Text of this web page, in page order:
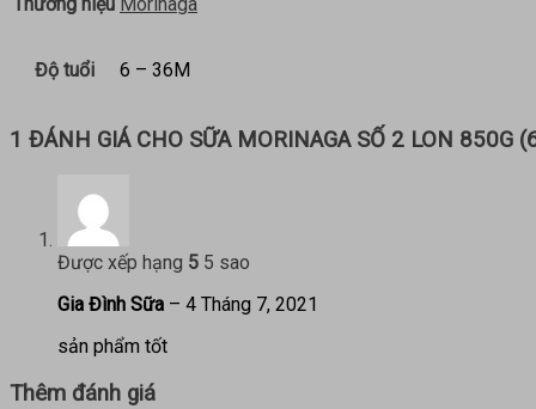
Độ tuổi 6 – 36M
1 ĐÁNH GIÁ CHO SỮA MORINAGA SỐ 2 LON 850G
Được xếp hạng 5 5 sao
Gia Đình Sữa – 4 Tháng 7, 2021
sản phẩm tốt
Thêm đánh giá